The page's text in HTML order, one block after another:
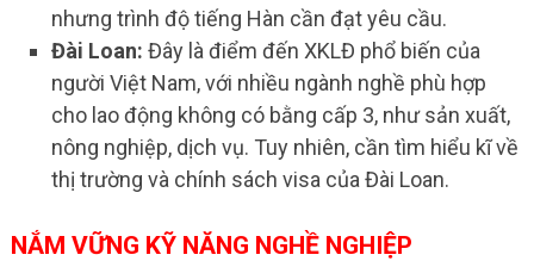
nhưng trình độ tiếng Hàn cần đạt yêu cầu.
Đài Loan: Đây là điểm đến XKLĐ phổ biến của
người Việt Nam, với nhiều ngành nghề phù hợp
cho lao động không có bằng cấp 3, như sản xuất,
nông nghiệp, dịch vụ. Tuy nhiên, cần tìm hiểu kĩ về
thị trường và chính sách visa của Đài Loan.
NẮM VỮNG KỸ NĂNG NGHỀ NGHIỆP